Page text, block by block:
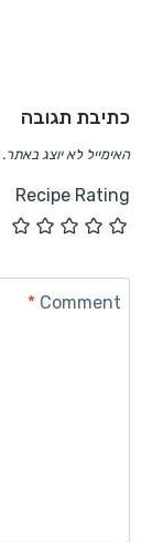
כתיבת תגובה
האימייל לא יוצג באתר.
Recipe Rating
Comment
*